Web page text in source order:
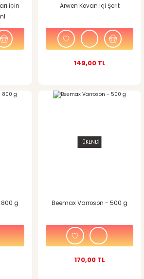
için
Arwen Kovan İçi Şerit
149,00 TL
g
TÜKENDİ
Beemax Varroson - 500 g
170,00 TL